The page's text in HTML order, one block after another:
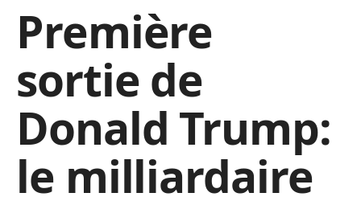
Première
sortie de
Donald Trump:
le milliardaire